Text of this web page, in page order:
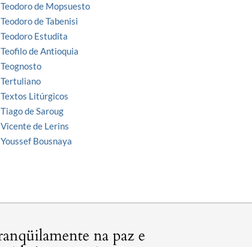
Teodoro de Mopsuesto
Teodoro de Tabenisi
Teodoro Estudita
Teofilo de Antioquia
Teognosto
Tertuliano
Textos Litúrgicos
Tiago de Saroug
Vicente de Lerins
Youssef Bousnaya